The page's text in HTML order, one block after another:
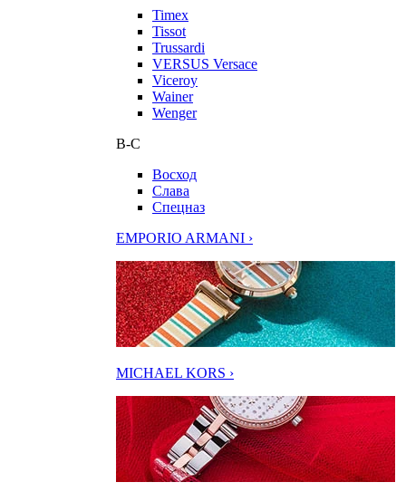
Timex
Tissot
Trussardi
VERSUS Versace
Viceroy
Wainer
Wenger
В-С
Восход
Слава
Спецназ
EMPORIO ARMANI ›
MICHAEL KORS ›